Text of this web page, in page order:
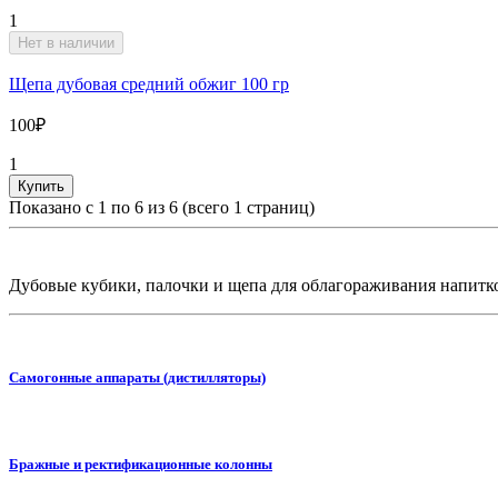
1
Нет в наличии
Щепа дубовая средний обжиг 100 гр
100₽
1
Купить
Показано с 1 по 6 из 6 (всего 1 страниц)
Дубовые кубики, палочки и щепа для облагораживания
Самогонные аппараты (дистилляторы)
Бражные и ректификационные колонны